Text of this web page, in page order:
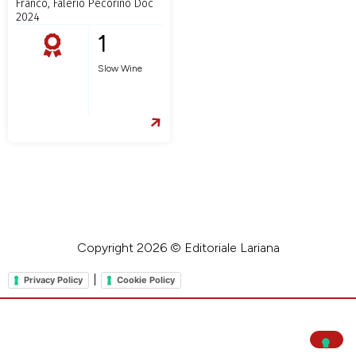
Franco, Falerio Pecorino Doc
2024
1
Slow Wine
Copyright 2026 © Editoriale Lariana
Privacy Policy Cookie Policy